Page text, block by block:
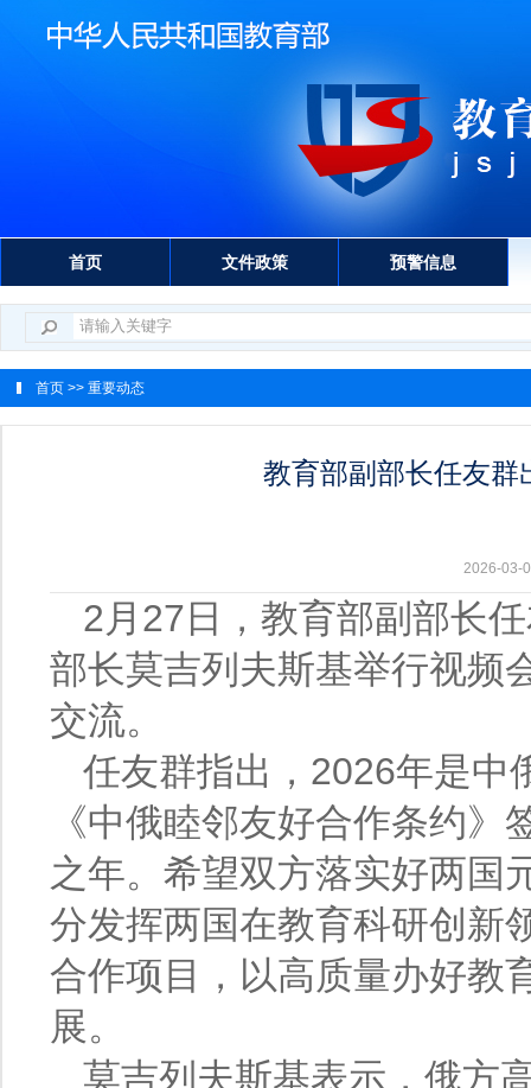
首页 文件政策 预警信息
首页 >> 重要动态
教育部副部长任友群
2026-03-
2月27日，教育部副部长
部长莫吉列夫斯基举行视频
交流。
任友群指出，2026年是中
《中俄睦邻友好合作条约》
之年。希望双方落实好两国
分发挥两国在教育科研创新
合作项目，以高质量办好教
展。
莫吉列夫斯基表示，俄方